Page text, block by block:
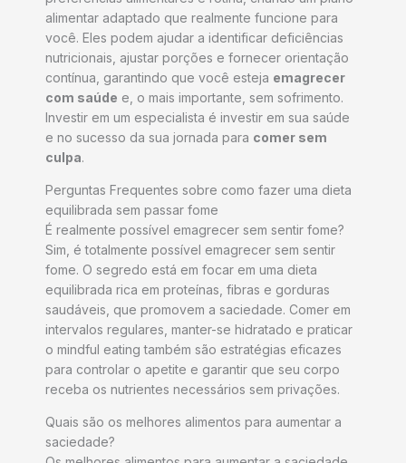
alimentar adaptado que realmente funcione para
você. Eles podem ajudar a identificar deficiências
nutricionais, ajustar porções e fornecer orientação
contínua, garantindo que você esteja emagrecer
com saúde e, o mais importante, sem sofrimento.
Investir em um especialista é investir em sua saúde
e no sucesso da sua jornada para comer sem
culpa.
Perguntas Frequentes sobre como fazer uma dieta
equilibrada sem passar fome
É realmente possível emagrecer sem sentir fome?
Sim, é totalmente possível emagrecer sem sentir
fome. O segredo está em focar em uma dieta
equilibrada rica em proteínas, fibras e gorduras
saudáveis, que promovem a saciedade. Comer em
intervalos regulares, manter-se hidratado e praticar
o mindful eating também são estratégias eficazes
para controlar o apetite e garantir que seu corpo
receba os nutrientes necessários sem privações.
Quais são os melhores alimentos para aumentar a
saciedade?